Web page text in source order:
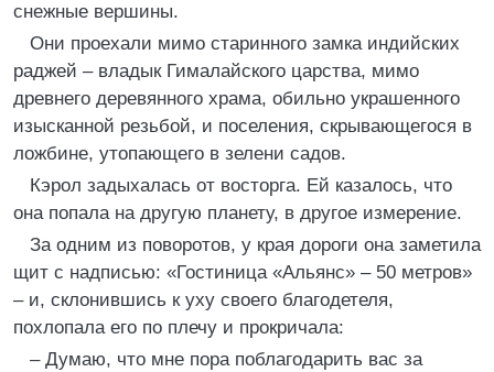
снежные вершины.
Они проехали мимо старинного замка индийских
раджей – владык Гималайского царства, мимо
древнего деревянного храма, обильно украшенного
изысканной резьбой, и поселения, скрывающегося в
ложбине, утопающего в зелени садов.
Кэрол задыхалась от восторга. Ей казалось, что
она попала на другую планету, в другое измерение.
За одним из поворотов, у края дороги она заметила
щит с надписью: «Гостиница «Альянс» – 50 метров»
– и, склонившись к уху своего благодетеля,
похлопала его по плечу и прокричала:
– Думаю, что мне пора поблагодарить вас за